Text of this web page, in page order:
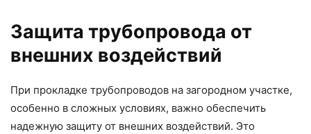
Защита трубопровода от
внешних воздействий
При прокладке трубопроводов на загородном участке,
особенно в сложных условиях, важно обеспечить
надежную защиту от внешних воздействий. Это